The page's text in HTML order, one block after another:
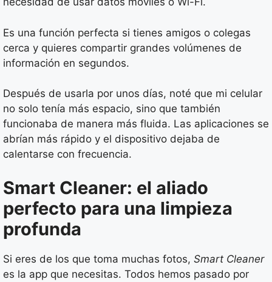
Es una función perfecta si tienes amigos o colegas
cerca y quieres compartir grandes volúmenes de
información en segundos.
Después de usarla por unos días, noté que mi celular
no solo tenía más espacio, sino que también
funcionaba de manera más fluida. Las aplicaciones se
abrían más rápido y el dispositivo dejaba de
calentarse con frecuencia.
Smart Cleaner: el aliado
perfecto para una limpieza
profunda
Si eres de los que toma muchas fotos, Smart Cleaner
es la app que necesitas. Todos hemos pasado por